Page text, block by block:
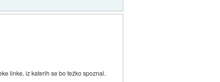
linke, iz katerih se bo težko spoznal.